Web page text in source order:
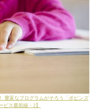
豊富なプログラムがそろう「ポピンズ
ビス最前線・2】